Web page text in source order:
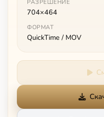
РАЗРЕШЕНИЕ
704×464
ФОРМАТ
QuickTime / MOV